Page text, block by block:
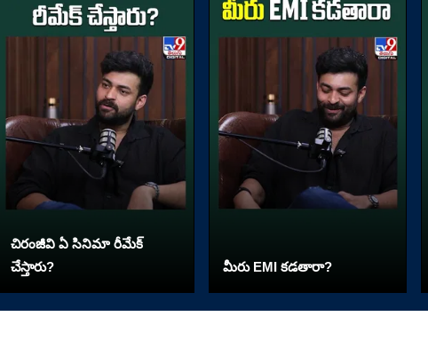
చిరంజీవి ఏ సినిమా రీమేక్
చేస్తారు?
మీరు EMI కడతారా?